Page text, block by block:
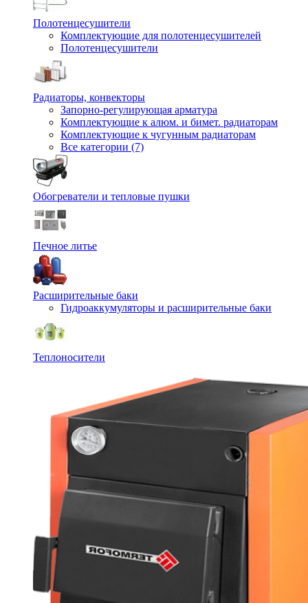
Полотенцесушители
Комплектующие для полотенцесушителей
Полотенцесушители
Радиаторы, конвекторы
Запорно-регулирующая арматура
Комплектующие к алюм. и бимет. радиаторам
Комплектующие к чугунным радиаторам
Все категории (7)
Обогреватели и тепловые пушки
Печное литье
Расширительные баки
Гидроаккумуляторы и расширительные баки
Теплоносители